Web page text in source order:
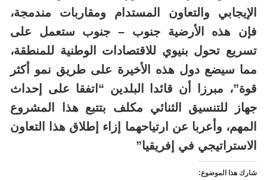
فإن هذه الأرضية جنوب – جنوب ستعمل على
تسريع تحول بنيوي للاقتصادات الوطنية للمنطقة،
مما سيضع دول هذه الأخيرة على طريق نمو أكثر
قوة”، مبرزا أن قائدا البلدين “اتفقا على إحداث
جهاز للتنسيق الثنائي مكلف بتتبع هذا المشروع
المهم، وأعربا عن ارتياحهما إزاء إطلاق هذا التعاون
الاستراتيجي في إفريقيا”
شارك هذا الموضوع:
اضغط انقر اضغط